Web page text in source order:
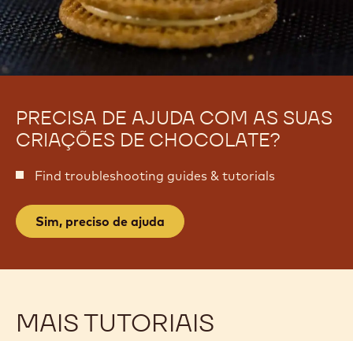
PRECISA DE AJUDA COM AS SUAS
CRIAÇÕES DE CHOCOLATE?
Find troubleshooting guides & tutorials
Sim, preciso de ajuda
MAIS TUTORIAIS